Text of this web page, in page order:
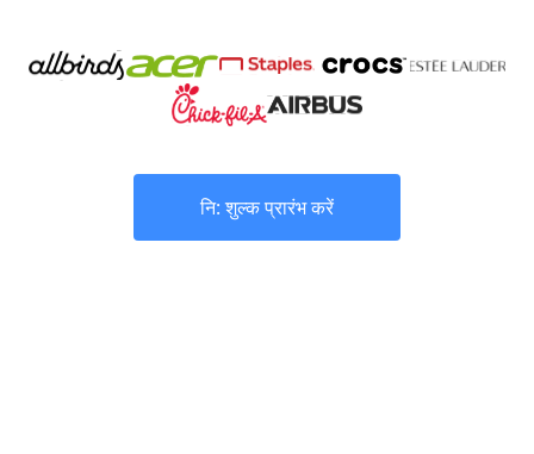
नि: शुल्क प्रारंभ करें